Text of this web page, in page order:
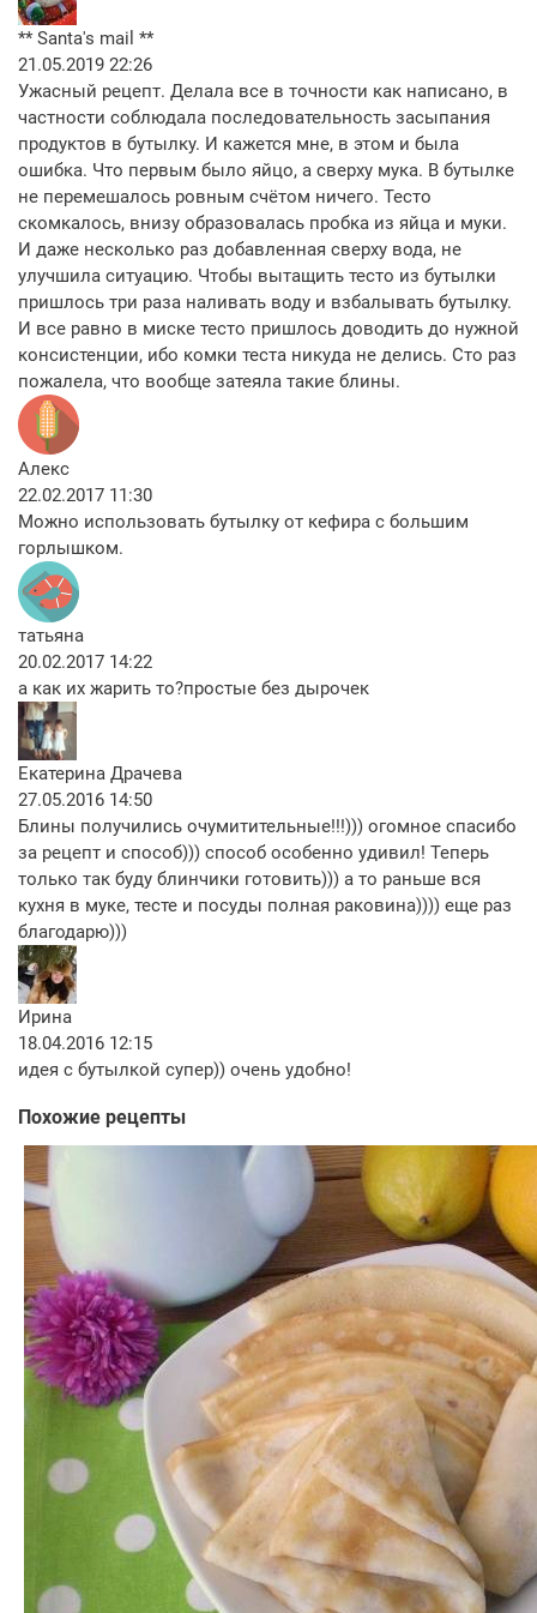
** Santa's mail **
21.05.2019 22:26
Ужасный рецепт. Делала все в точности как написано, в
частности соблюдала последовательность засыпания
продуктов в бутылку. И кажется мне, в этом и была
ошибка. Что первым было яйцо, а сверху мука. В бутылке
не перемешалось ровным счётом ничего. Тесто
скомкалось, внизу образовалась пробка из яйца и муки.
И даже несколько раз добавленная сверху вода, не
улучшила ситуацию. Чтобы вытащить тесто из бутылки
пришлось три раза наливать воду и взбалывать бутылку.
И все равно в миске тесто пришлось доводить до нужной
консистенции, ибо комки теста никуда не делись. Сто раз
пожалела, что вообще затеяла такие блины.
Алекс
22.02.2017 11:30
Можно использовать бутылку от кефира с большим
горлышком.
татьяна
20.02.2017 14:22
а как их жарить то?простые без дырочек
Екатерина Драчева
27.05.2016 14:50
Блины получились очумитительные!!!))) огомное спасибо
за рецепт и способ))) способ особенно удивил! Теперь
только так буду блинчики готовить))) а то раньше вся
кухня в муке, тесте и посуды полная раковина)))) еще раз
благодарю)))
Ирина
18.04.2016 12:15
идея с бутылкой супер)) очень удобно!
Похожие рецепты